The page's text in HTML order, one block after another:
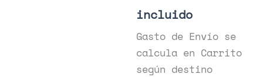
incluido
Gasto de Envío se
calcula en Carrito
según destino